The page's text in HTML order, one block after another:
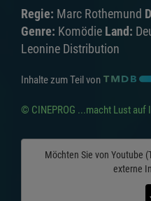
Regie: Marc Rothemund
Genre: Komödie Land:
Leonine Distribution
Inhalte zum Teil von
© CINEPROG ...macht Lust auf
Möchten Sie von Youtube
externe